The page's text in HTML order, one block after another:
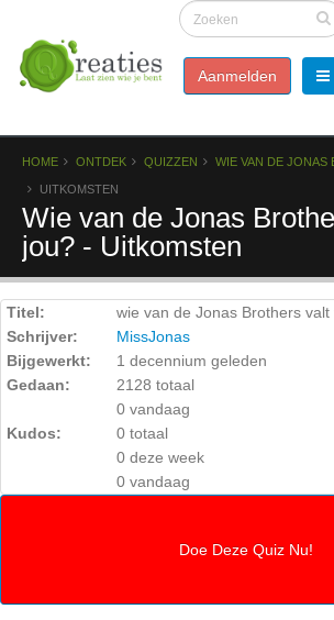
Aanmelden
HOME ONTDEK QUIZZEN WIE VAN DE JONAS
UITKOMSTEN
Wie van de Jonas
jou? - Uitkomsten
Titel:
wie van de Jonas Brothers
Schrijver:
MissJonas
Bijgewerkt:
1 decennium geleden
Gedaan:
2128 totaal
0 vandaag
Kudos:
0 totaal
0 deze week
0 vandaag